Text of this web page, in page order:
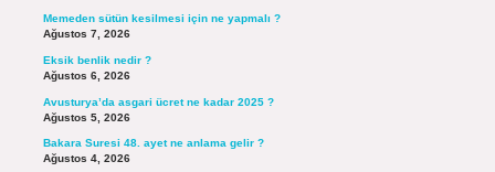
Memeden sütün kesilmesi için ne yapmalı ?
Ağustos 7, 2026
Eksik benlik nedir ?
Ağustos 6, 2026
Avusturya’da asgari ücret ne kadar 2025 ?
Ağustos 5, 2026
Bakara Suresi 48. ayet ne anlama gelir ?
Ağustos 4, 2026